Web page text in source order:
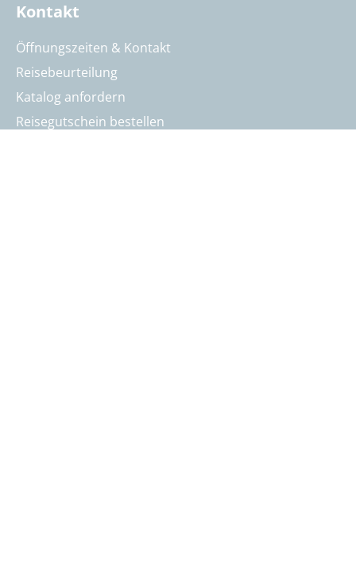
Kontakt
Öffnungszeiten & Kontakt
Reisebeurteilung
Katalog anfordern
Reisegutschein bestellen